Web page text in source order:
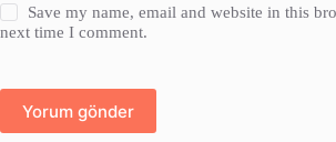
Save my name, email and website in this
next time I comment.
Yorum gönder